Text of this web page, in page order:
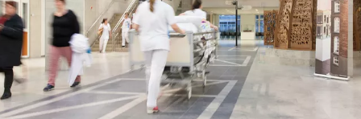
Medewerkers
Contact
MijnASz